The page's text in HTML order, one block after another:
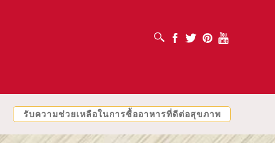
เปิดช่องค้นหา Facebook
Twitter PinterestYoutube
รับความช่วยเหลือในการซื้ออาหารที่ดีต่อสุขภาพ